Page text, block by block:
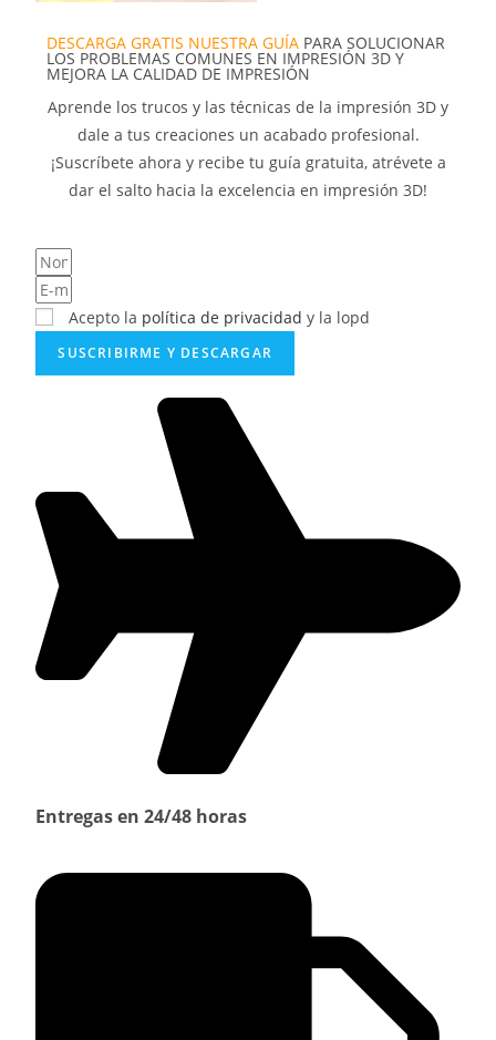
DESCARGA GRATIS NUESTRA GUÍA PARA SOLUCIONAR
LOS PROBLEMAS COMUNES EN IMPRESIÓN 3D Y
MEJORA LA CALIDAD DE IMPRESIÓN
Aprende los trucos y las técnicas de la impresión 3D y
dale a tus creaciones un acabado profesional.
¡Suscríbete ahora y recibe tu guía gratuita, atrévete a
dar el salto hacia la excelencia en impresión 3D!
Acepto la política de privacidad y la lopd
SUSCRIBIRME Y DESCARGAR
Entregas en 24/48 horas